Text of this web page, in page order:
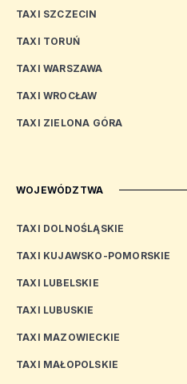
TAXI SZCZECIN
TAXI TORUŃ
TAXI WARSZAWA
TAXI WROCŁAW
TAXI ZIELONA GÓRA
WOJEWÓDZTWA
TAXI DOLNOŚLĄSKIE
TAXI KUJAWSKO-POMORSKIE
TAXI LUBELSKIE
TAXI LUBUSKIE
TAXI MAZOWIECKIE
TAXI MAŁOPOLSKIE